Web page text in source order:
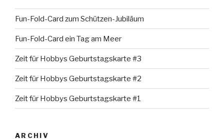
Fun-Fold-Card zum Schützen-Jubiläum
Fun-Fold-Card ein Tag am Meer
Zeit für Hobbys Geburtstagskarte #3
Zeit für Hobbys Geburtstagskarte #2
Zeit für Hobbys Geburtstagskarte #1
ARCHIV